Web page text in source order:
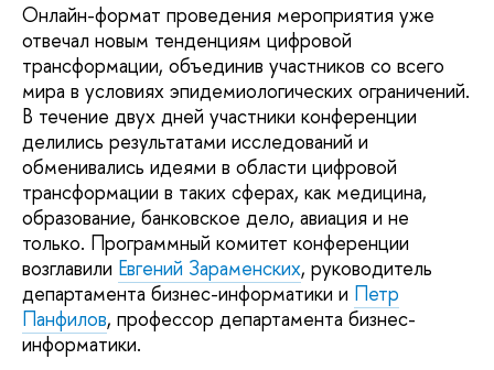
Онлайн-формат проведения мероприятия уже
отвечал новым тенденциям цифровой
трансформации, объединив участников со всего
мира в условиях эпидемиологических ограничений.
В течение двух дней участники конференции
делились результатами исследований и
обменивались идеями в области цифровой
трансформации в таких сферах, как медицина,
образование, банковское дело, авиация и не
только. Программный комитет конференции
возглавили Евгений Зараменских, руководитель
департамента бизнес-информатики и Петр
Панфилов, профессор департамента бизнес-
информатики.